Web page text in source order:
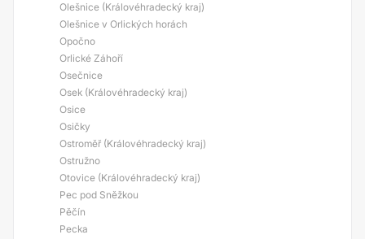
Olešnice (Královéhradecký kraj)
Olešnice v Orlických horách
Opočno
Orlické Záhoří
Osečnice
Osek (Královéhradecký kraj)
Osice
Osičky
Ostroměř (Královéhradecký kraj)
Ostružno
Otovice (Královéhradecký kraj)
Pec pod Sněžkou
Pěčín
Pecka